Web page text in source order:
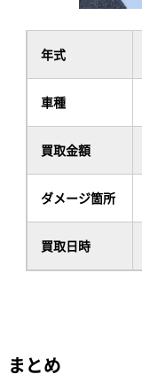
年式
車種
買取金額
ダメージ箇所
買取日時
まとめ